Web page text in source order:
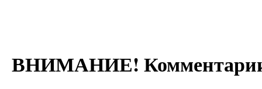
ВНИМАНИЕ! Комментарии